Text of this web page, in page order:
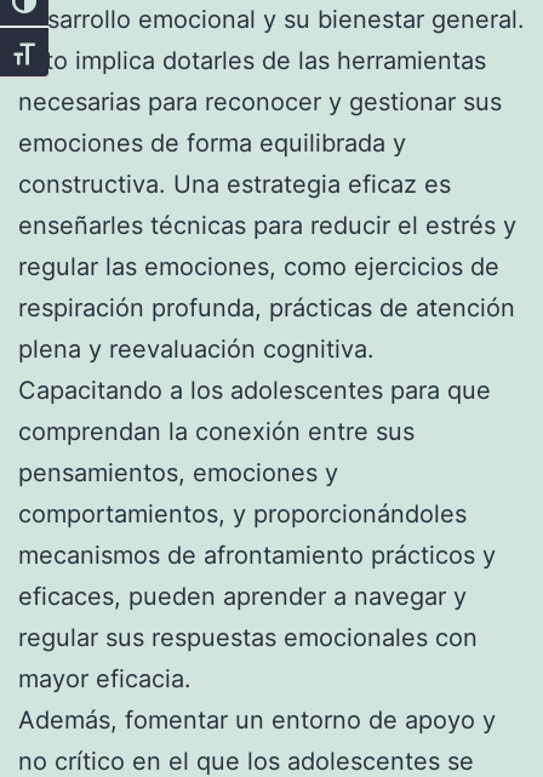
Alternar alto contraste
Alternar tamaño de letra
desarrollo emocional y su bienestar general.
Esto implica dotarles de las herramientas
necesarias para reconocer y gestionar sus
emociones de forma equilibrada y
constructiva. Una estrategia eficaz es
enseñarles técnicas para reducir el estrés y
regular las emociones, como ejercicios de
respiración profunda, prácticas de atención
plena y reevaluación cognitiva.
Capacitando a los adolescentes para que
comprendan la conexión entre sus
pensamientos, emociones y
comportamientos, y proporcionándoles
mecanismos de afrontamiento prácticos y
eficaces, pueden aprender a navegar y
regular sus respuestas emocionales con
mayor eficacia.
Además, fomentar un entorno de apoyo y
no crítico en el que los adolescentes se